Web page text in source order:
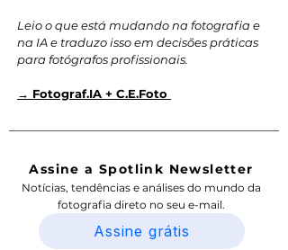
Leio o que está mudando na fotografia e
na IA e traduzo isso em decisões práticas
para fotógrafos profissionais.
→ Fotograf.IA + C.E.Foto
Assine a Spotlink Newsletter
Notícias, tendências e análises do mundo da
fotografia direto no seu e-mail.
Assine grátis